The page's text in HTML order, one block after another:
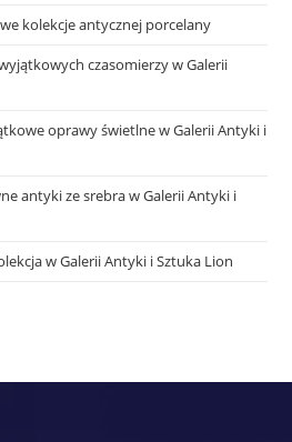
kolekcje antycznej porcelany
czasomierzy w Galerii
oprawy świetlne w Galerii Antyki i
antyki ze srebra w Galerii Antyki i
w Galerii Antyki i Sztuka Lion